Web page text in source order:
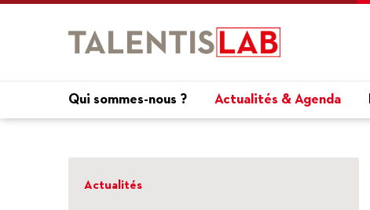
Qui sommes-nous ? Actualités & Agenda
Actualités